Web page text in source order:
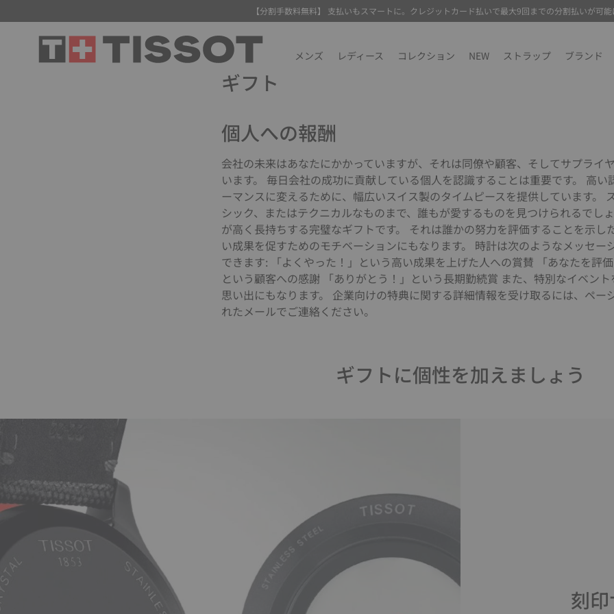
【分割手数料無料】 支払いもスマートに。クレジットカード払いで最大9回までの分割払いが可
メンズ レディース コレクション NEW ストラップ ブランド
ギフト
個人への報酬
会社の未来はあなたにかかっていますが、それは同僚や顧客、そしてサプライ
います。 毎日会社の成功に貢献している個人を認識することは重要です。 高い
ーマンスに変えるために、幅広いスイス製のタイムピースを提供しています。
シック、またはテクニカルなものまで、誰もが愛するものを見つけられるでし
が高く長持ちする完璧なギフトです。 それは誰かの努力を評価することを示し
い成果を促すためのモチベーションにもなります。 時計は次のようなメッセー
できます: 「よくやった！」という高い成果を上げた人への賞賛 「あなたを評
という顧客への感謝 「ありがとう！」という長期勤続賞 また、特別なイベン
思い出にもなります。 企業向けの特典に関する詳細情報を受け取るには、ペー
れたメールでご連絡ください。
ギフトに個性を加えましょう
刻